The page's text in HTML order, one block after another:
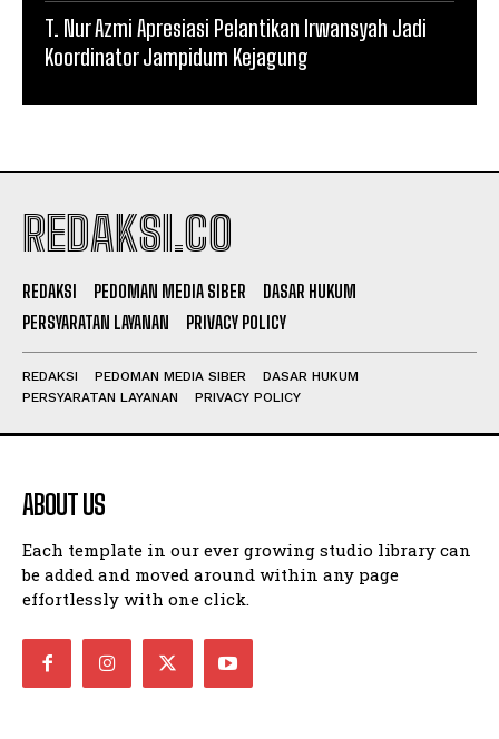
T. Nur Azmi Apresiasi Pelantikan Irwansyah Jadi
Koordinator Jampidum Kejagung
REDAKSI.CO
REDAKSI PEDOMAN MEDIA SIBER
DASAR HUKUM
PERSYARATAN LAYANAN
PRIVACY POLICY
REDAKSI PEDOMAN MEDIA SIBER
DASAR HUKUM
PERSYARATAN LAYANAN
PRIVACY POLICY
ABOUT US
Each template in our ever growing studio library can
be added and moved around within any page
effortlessly with one click.